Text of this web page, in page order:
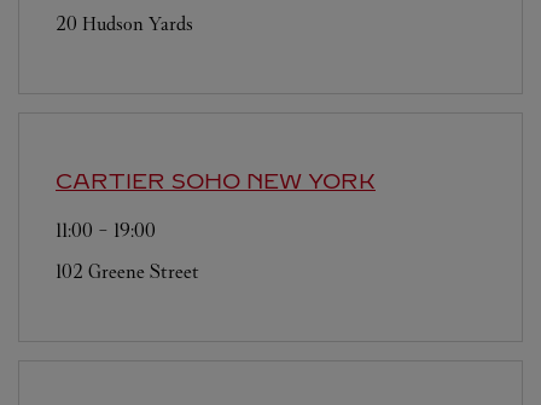
20 Hudson Yards
CARTIER SOHO NEW YORK
11:00 - 19:00
102 Greene Street